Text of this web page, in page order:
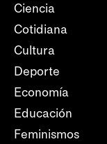
Ciencia
Cotidiana
Cultura
Deporte
Economía
Educación
Feminismos